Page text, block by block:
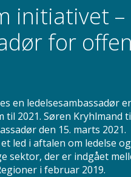
initiativet –
for
en ledelsesambassadør
til 2021. Søren Kryhlmand
den 15. marts 2021.
led i aftalen om ledelse
sektor, der er indgået
i februar 2019.